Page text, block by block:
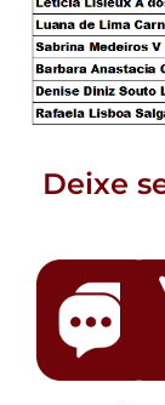
Deixe